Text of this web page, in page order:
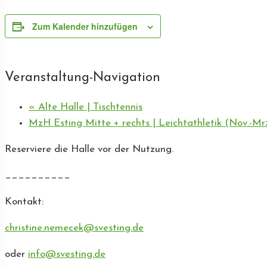
Zum Kalender hinzufügen
Veranstaltung-Navigation
« Alte Halle | Tischtennis
MzH Esting Mitte + rechts | Leichtathletik (Nov.-
Reserviere die Halle vor der Nutzung.
__________
Kontakt:
christine.nemecek@svesting.de
oder info@svesting.de